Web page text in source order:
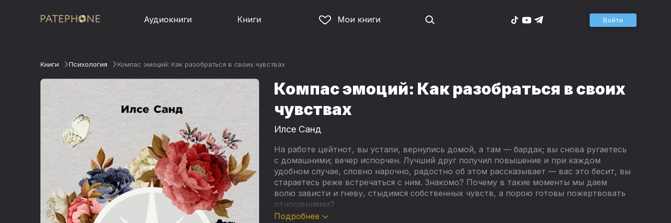
Аудиокниги Книги Мои книги Войти
Книги Психология Компас эмоций: Как разобраться в своих чувствах
Компас эмоций: Как разобраться в своих
чувствах
Илсе Санд
На работе цейтнот, вы устали, вернулись домой, а там — бардак; вы снова ругаетесь
с домашними; вечер испорчен. Лучший друг получил повышение и при каждом
удобном случае, словно нарочно, радостно об этом рассказывает — вас это бесит, вы
стараетесь реже встречаться с ним. Знакомо? Почему в такие моменты мы даем
волю зависти и гневу, стыдимся собственных чувств, а порою готовы пожертвовать
отношениями?
Подробнее